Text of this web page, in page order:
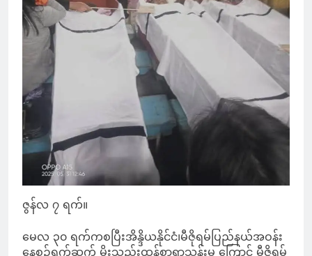
ဇွန်လ ၇ ရက်။
မေလ ၃၀ ရက်ကစပြီးအိန္ဒိယနိုင်ငံ၊မီဇိုရမ်ပြည်နယ်အဝန်း
နေ့စဉ်ရက်ဆက် မိုးသည်းထန်စွာရွာသွန်းမှု ကြောင့် မီဇိုရမ်